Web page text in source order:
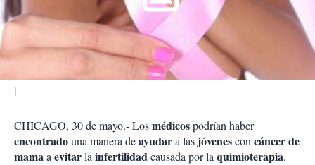
t
r
CHICAGO, 30 de mayo.- Losmédicospodrían haber
encontradouna manera deayudara las jóvenescon cáncer de
mamaa evitarla infertilidadcausada por la quimioterapia.